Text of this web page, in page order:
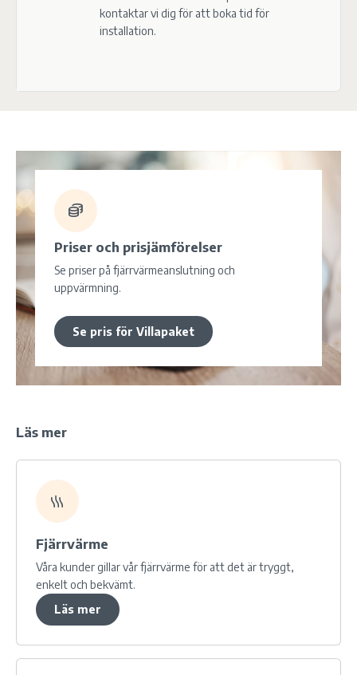
kontaktar vi dig för att boka tid för
installation.
Priser och prisjämförelser
Se priser på fjärrvärmeanslutning och
uppvärmning.
Se pris för Villapaket
Läs mer
Fjärrvärme
Våra kunder gillar vår fjärrvärme för att det är tryggt,
enkelt och bekvämt.
Läs mer